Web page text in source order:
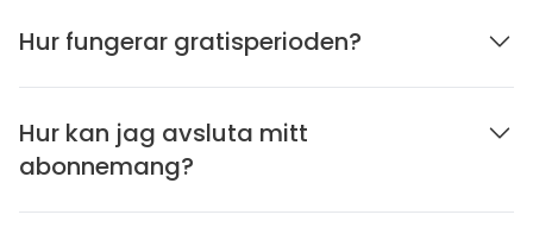
Hur fungerar gratisperioden?
Hur kan jag avsluta mitt
abonnemang?